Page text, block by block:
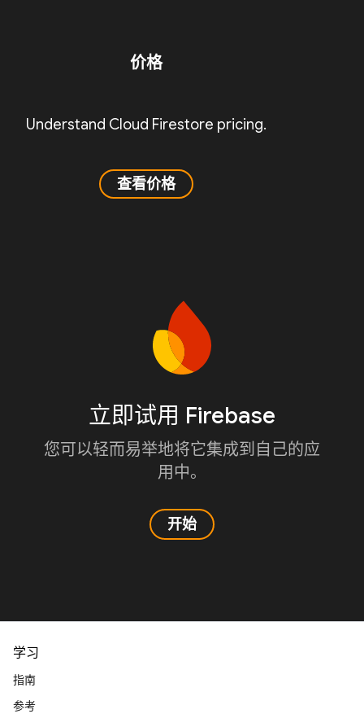
价格
Understand Cloud Firestore pricing.
查看价格
立即试用 Firebase
您可以轻而易举地将它集成到自己的应
用中。
开始
学习
指南
参考